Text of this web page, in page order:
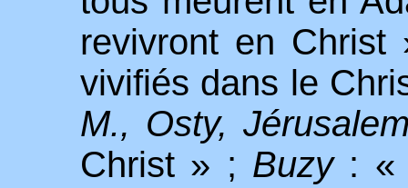
revivront en Christ
vivifiés dans le
M., Osty,
Christ » ; Buzy: «